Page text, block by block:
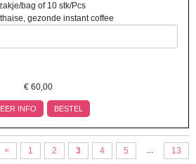
bag of 10 stk/Pcs
gezonde instant coffee
€60,00
INFO BESTEL
< 1 2 3 4 5 ... 13